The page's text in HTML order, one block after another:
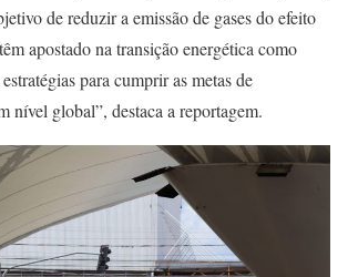
de reduzir a emissão de gases do efeito
apostado na transição energética como
para cumprir as metas de
nível global”, destaca a reportagem.